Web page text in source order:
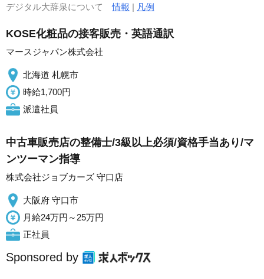
デジタル大辞泉について情報 | 凡例
KOSE化粧品の接客販売・英語通訳
マースジャパン株式会社
北海道 札幌市
時給1,700円
派遣社員
中古車販売店の整備士/3級以上必須/資格手当あり/マ
ンツーマン指導
株式会社ジョブカーズ 守口店
大阪府 守口市
月給24万円～25万円
正社員
Sponsored by